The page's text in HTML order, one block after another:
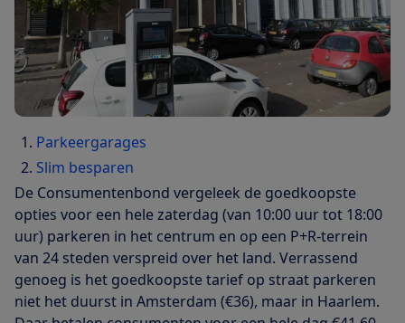
Parkeergarages
Slim besparen
De Consumentenbond vergeleek de goedkoopste
opties voor een hele zaterdag (van 10:00 uur tot 18:00
uur) parkeren in het centrum en op een P+R-terrein
van 24 steden verspreid over het land. Verrassend
genoeg is het goedkoopste tarief op straat parkeren
niet het duurst in Amsterdam (€36), maar in Haarlem.